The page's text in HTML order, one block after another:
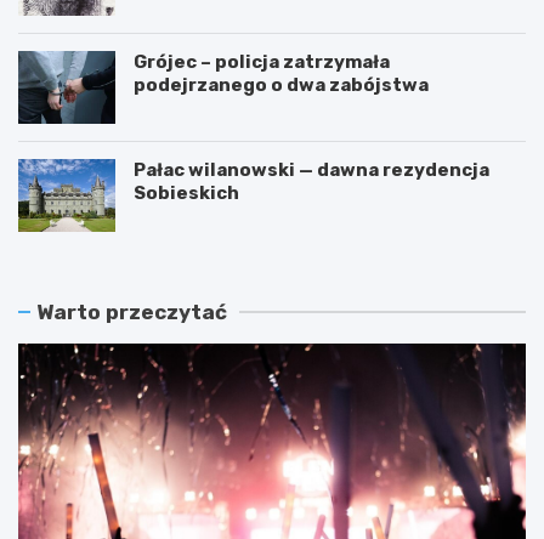
Grójec – policja zatrzymała
podejrzanego o dwa zabójstwa
Pałac wilanowski — dawna rezydencja
Sobieskich
Warto przeczytać